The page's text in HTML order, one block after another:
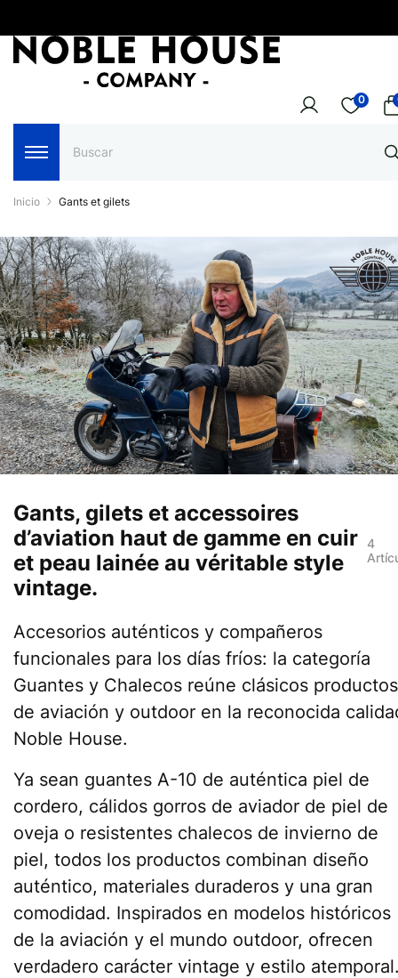
0
Inicio Gants et gilets
Gants, gilets et accessoires
d’aviation haut de gamme en cuir
et peau lainée au véritable style
vintage.
4
Accesorios auténticos y compañeros
funcionales para los días fríos: la categoría
Guantes y Chalecos reúne clásicos productos
de aviación y outdoor en la reconocida
Noble House.
Ya sean guantes A-10 de auténtica piel de
cordero, cálidos gorros de aviador de piel de
oveja o resistentes chalecos de invierno de
piel, todos los productos combinan diseño
auténtico, materiales duraderos y una gran
comodidad. Inspirados en modelos históricos
de la aviación y el mundo outdoor, ofrecen
verdadero carácter vintage y estilo